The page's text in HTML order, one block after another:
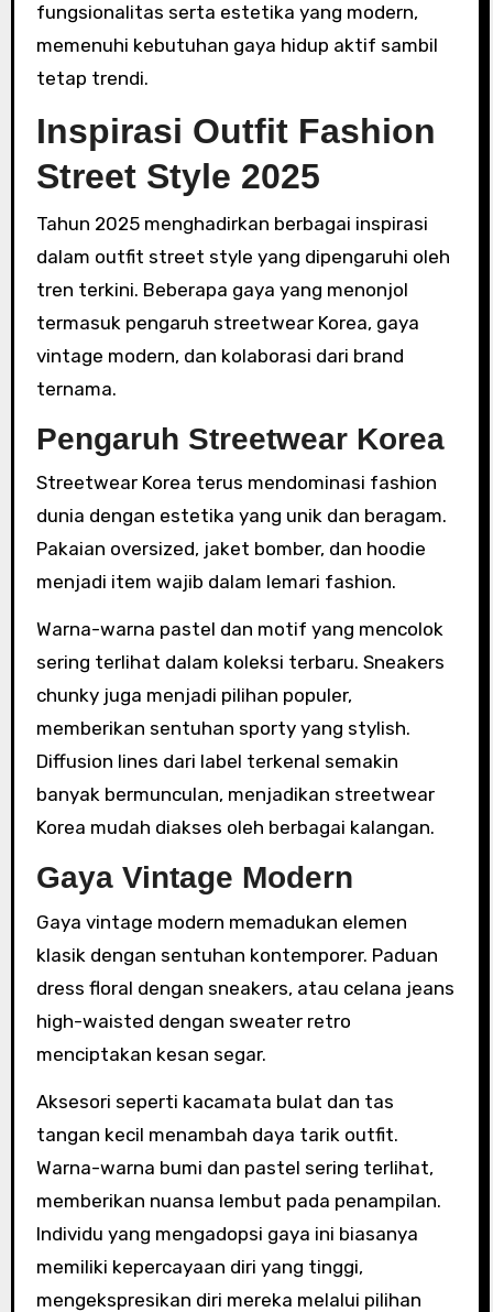
fungsionalitas serta estetika yang modern,
memenuhi kebutuhan gaya hidup aktif sambil
tetap trendi.
Inspirasi Outfit Fashion
Street Style 2025
Tahun 2025 menghadirkan berbagai inspirasi
dalam outfit street style yang dipengaruhi oleh
tren terkini. Beberapa gaya yang menonjol
termasuk pengaruh streetwear Korea, gaya
vintage modern, dan kolaborasi dari brand
ternama.
Pengaruh Streetwear Korea
Streetwear Korea terus mendominasi fashion
dunia dengan estetika yang unik dan beragam.
Pakaian oversized, jaket bomber, dan hoodie
menjadi item wajib dalam lemari fashion.
Warna-warna pastel dan motif yang mencolok
sering terlihat dalam koleksi terbaru. Sneakers
chunky juga menjadi pilihan populer,
memberikan sentuhan sporty yang stylish.
Diffusion lines dari label terkenal semakin
banyak bermunculan, menjadikan streetwear
Korea mudah diakses oleh berbagai kalangan.
Gaya Vintage Modern
Gaya vintage modern memadukan elemen
klasik dengan sentuhan kontemporer. Paduan
dress floral dengan sneakers, atau celana jeans
high-waisted dengan sweater retro
menciptakan kesan segar.
Aksesori seperti kacamata bulat dan tas
tangan kecil menambah daya tarik outfit.
Warna-warna bumi dan pastel sering terlihat,
memberikan nuansa lembut pada penampilan.
Individu yang mengadopsi gaya ini biasanya
memiliki kepercayaan diri yang tinggi,
mengekspresikan diri mereka melalui pilihan